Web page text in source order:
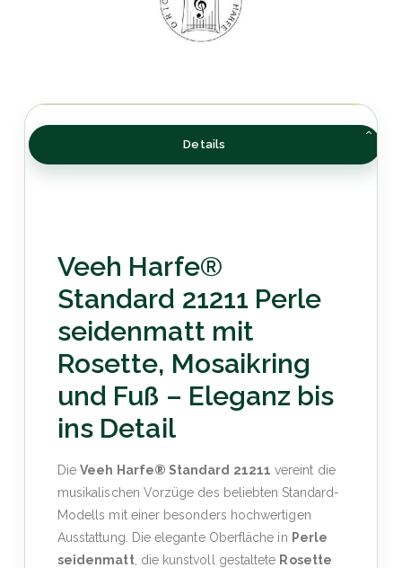
Details
Veeh Harfe®
Standard 21211 Perle
seidenmatt mit
Rosette, Mosaikring
und Fuß – Eleganz bis
ins Detail
DieVeeh Harfe® Standard 21211 vereint die
musikalischen Vorzüge des beliebten Standard-
Modells mit einer besonders hochwertigen
Ausstattung. Die elegante Oberfläche in Perle
seidenmatt, die kunstvoll gestaltete Rosette